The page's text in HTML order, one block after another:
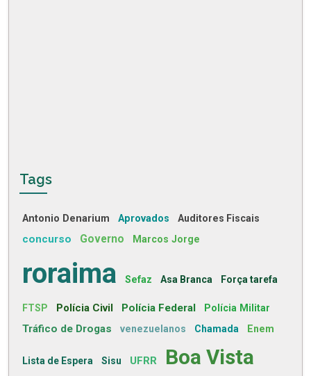
Tags
Antonio Denarium Aprovados Auditores Fiscais
concurso Governo Marcos Jorge
roraima Sefaz Asa Branca Força tarefa
FTSP Polícia Civil Polícia Federal Polícia Militar
Tráfico de Drogas venezuelanos Chamada Enem
Lista de Espera Sisu UFRR Boa Vista